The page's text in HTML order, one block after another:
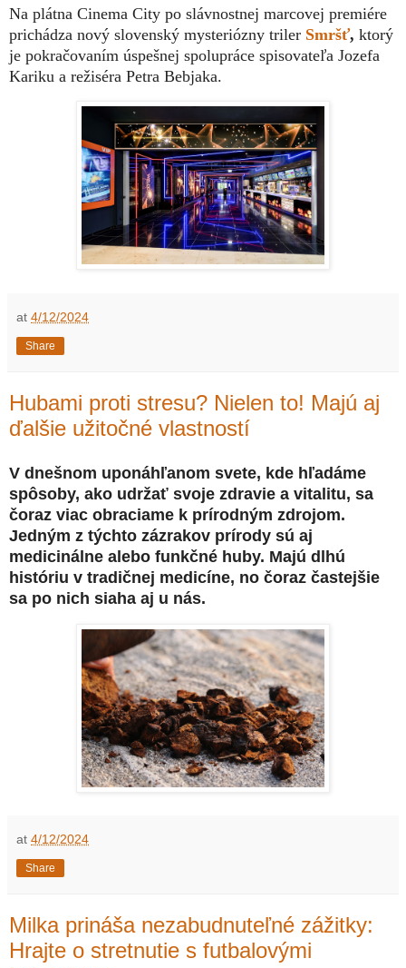
Na plátna Cinema City po slávnostnej marcovej premiére
prichádza nový slovenský mysteriózny triler Smršť, ktorý
je pokračovaním úspešnej spolupráce spisovateľa Jozefa
Kariku a režiséra Petra Bebjaka.
at 4/12/2024
Share
Hubami proti stresu? Nielen to! Majú aj
ďalšie užitočné vlastností
V dnešnom uponáhľanom svete, kde hľadáme
spôsoby, ako udržať svoje zdravie a vitalitu, sa
čoraz viac obraciame k prírodným zdrojom.
Jedným z týchto zázrakov prírody sú aj
medicinálne alebo funkčné huby. Majú dlhú
históriu v tradičnej medicíne, no čoraz častejšie
sa po nich siaha aj u nás.
at 4/12/2024
Share
Milka prináša nezabudnuteľné zážitky:
Hrajte o stretnutie s futbalovými